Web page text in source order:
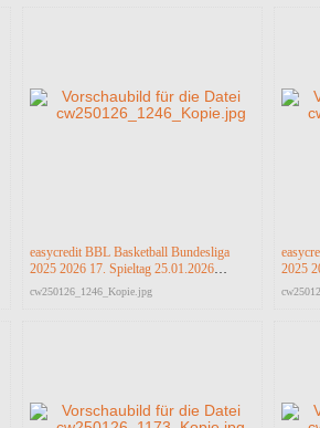
easycredit BBL Basketball Bundesliga
2025 2026 17. Spieltag 25.01.2026
Science City Jena vs RASTA Vechta
cw250126_1246_Kopie.jpg
2025